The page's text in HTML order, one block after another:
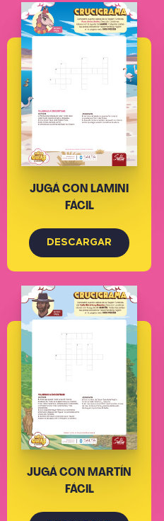
JUGÁ CON LAMINI
FÁCIL
DESCARGAR
JUGÁ CON MARTÍN
FÁCIL